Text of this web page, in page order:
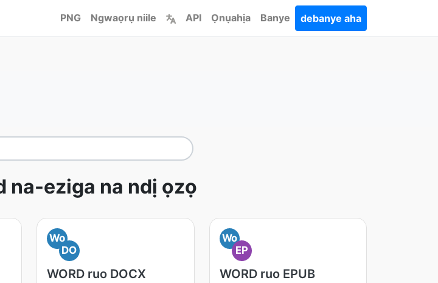
PNG Ngwaọrụ niile API Ọnụahịa Banye debanye aha
na-eziga na ndị ọzọ
Wo
DO
WORD ruo DOCX
Wo
EP
WORD ruo EPUB